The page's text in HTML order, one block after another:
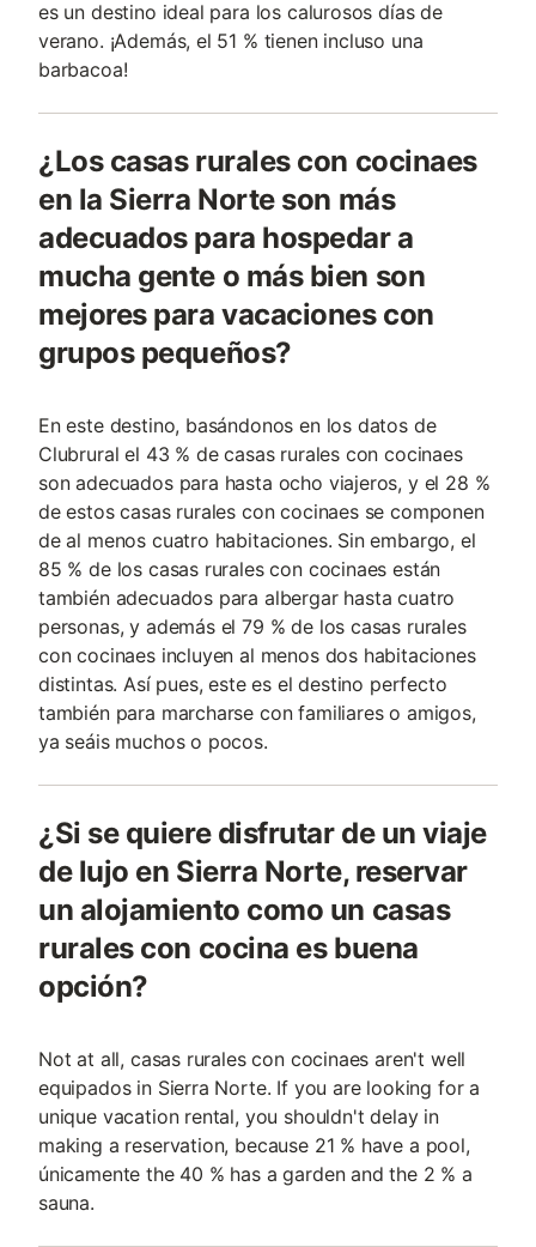
es un destino ideal para los calurosos días de
verano. ¡Además, el 51 % tienen incluso una
barbacoa!
¿Los casas rurales con cocinaes
en la Sierra Norte son más
adecuados para hospedar a
mucha gente o más bien son
mejores para vacaciones con
grupos pequeños?
En este destino, basándonos en los datos de
Clubrural el 43 % de casas rurales con cocinaes
son adecuados para hasta ocho viajeros, y el 28 %
de estos casas rurales con cocinaes se componen
de al menos cuatro habitaciones. Sin embargo, el
85 % de los casas rurales con cocinaes están
también adecuados para albergar hasta cuatro
personas, y además el 79 % de los casas rurales
con cocinaes incluyen al menos dos habitaciones
distintas. Así pues, este es el destino perfecto
también para marcharse con familiares o amigos,
ya seáis muchos o pocos.
¿Si se quiere disfrutar de un viaje
de lujo en Sierra Norte, reservar
un alojamiento como un casas
rurales con cocina es buena
opción?
Not at all, casas rurales con cocinaes aren't well
equipados in Sierra Norte. If you are looking for a
unique vacation rental, you shouldn't delay in
making a reservation, because 21 % have a pool,
únicamente the 40 % has a garden and the 2 % a
sauna.